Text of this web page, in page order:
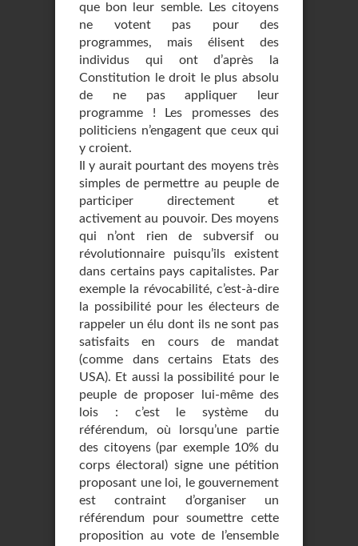
que bon leur semble. Les citoyens
ne votent pas pour des
programmes, mais élisent des
individus qui ont d’après la
Constitution le droit le plus absolu
de ne pas appliquer leur
programme ! Les promesses des
politiciens n’engagent que ceux qui
y croient.
Il y aurait pourtant des moyens très
simples de permettre au peuple de
participer directement et
activement au pouvoir. Des moyens
qui n’ont rien de subversif ou
révolutionnaire puisqu’ils existent
dans certains pays capitalistes. Par
exemple la révocabilité, c’est-à-dire
la possibilité pour les électeurs de
rappeler un élu dont ils ne sont pas
satisfaits en cours de mandat
(comme dans certains Etats des
USA). Et aussi la possibilité pour le
peuple de proposer lui-même des
lois : c’est le système du
référendum, où lorsqu’une partie
des citoyens (par exemple 10% du
corps électoral) signe une pétition
proposant une loi, le gouvernement
est contraint d’organiser un
référendum pour soumettre cette
proposition au vote de l’ensemble